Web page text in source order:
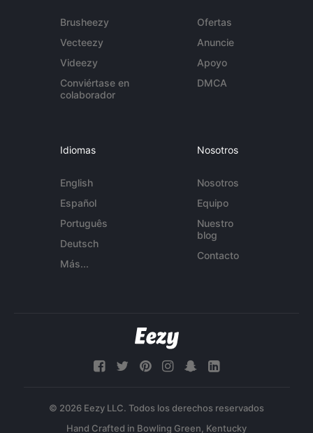
Brusheezy
Vecteezy
Videezy
Conviértase en
colaborador
Ofertas
Anuncie
Apoyo
DMCA
Idiomas
English
Español
Português
Deutsch
Más...
Nosotros
Nosotros
Equipo
Nuestro
blog
Contacto
© 2026 Eezy LLC. Todos los derechos reservados